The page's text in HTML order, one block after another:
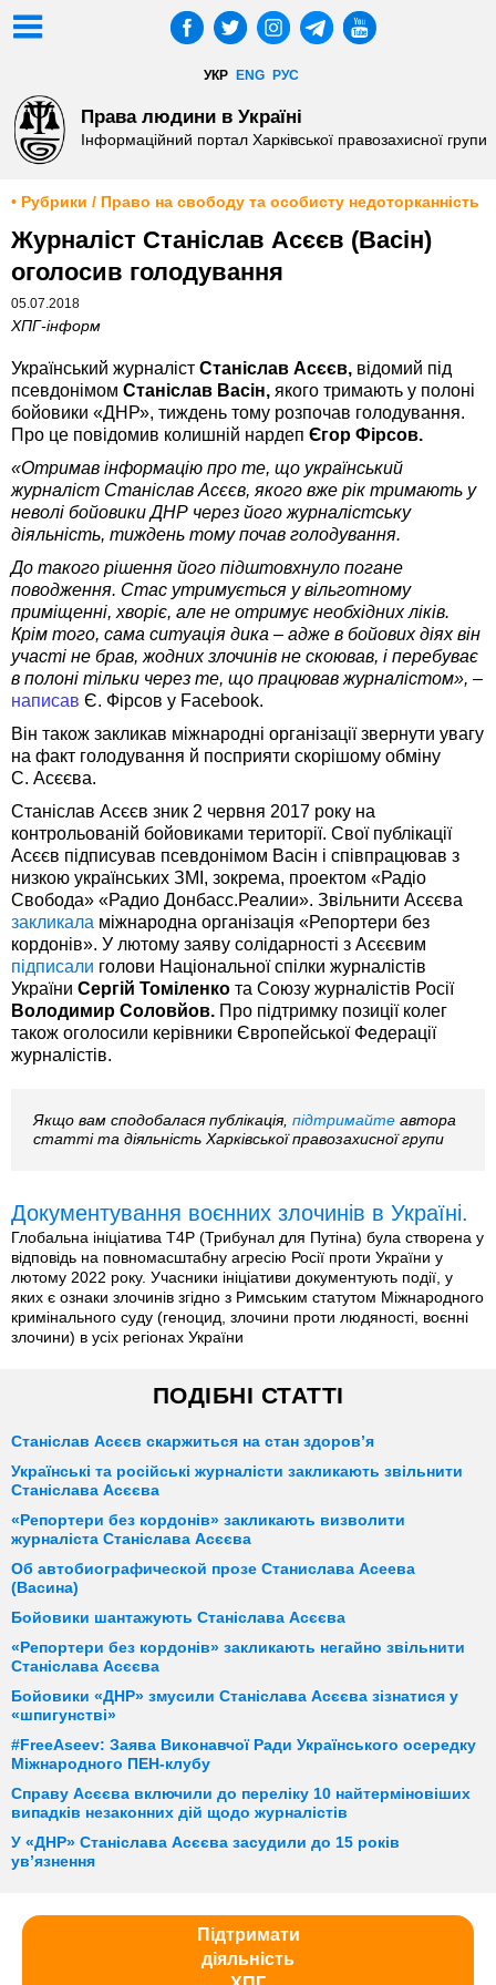
УКР ENG РУС
Права людини в Україні
Інформаційний портал Харківської правозахисної групи
• Рубрики / Право на свободу та особисту недоторканність
Журналіст Станіслав Асєєв (Васін)
оголосив голодування
05.07.2018
ХПГ-інформ
Український журналіст Станіслав Асєєв, відомий під
псевдонімом Станіслав Васін, якого тримають у полоні
бойовики «ДНР», тиждень тому розпочав голодування.
Про це повідомив колишній нардеп Єгор Фірсов.
«Отримав інформацію про те, що український
журналіст Станіслав Асєєв, якого вже рік тримають у
неволі бойовики ДНР через його журналістську
діяльність, тиждень тому почав голодування.
До такого рішення його підштовхнуло погане
поводження. Стас утримується у вільготному
приміщенні, хворіє, але не отримує необхідних ліків.
Крім того, сама ситуація дика – адже в бойових діях він
участі не брав, жодних злочинів не скоював, і перебуває
в полоні тільки через те, що працював журналістом», –
написав Є. Фірсов у Facebook.
Він також закликав міжнародні організації звернути увагу
на факт голодування й посприяти скорішому обміну
С. Асєєва.
Станіслав Асєєв зник 2 червня 2017 року на
контрольованій бойовиками території. Свої публікації
Асєєв підписував псевдонімом Васін і співпрацював з
низкою українських ЗМІ, зокрема, проектом «Радіо
Свобода» «Радио Донбасс.Реалии». Звільнити Асєєва
закликала міжнародна організація «Репортери без
кордонів». У лютому заяву солідарності з Асєєвим
підписали голови Національної спілки журналістів
України Сергій Томіленко та Союзу журналістів Росії
Володимир Соловйов. Про підтримку позиції колег
також оголосили керівники Європейської Федерації
журналістів.
Якщо вам сподобалася публікація, підтримайте автора
статті та діяльність Харківської правозахисної групи
Документування воєнних злочинів в Україні.
Глобальна ініціатива T4P (Трибунал для Путіна) була створена у
відповідь на повномасштабну агресію Росії проти України у
лютому 2022 року. Учасники ініціативи документують події, у
яких є ознаки злочинів згідно з Римським статутом Міжнародного
кримінального суду (геноцид, злочини проти людяності, воєнні
злочини) в усіх регіонах України
ПОДІБНІ СТАТТІ
Станіслав Асєєв скаржиться на стан здоров’я
Українські та російські журналісти закликають звільнити
Станіслава Асєєва
«Репортери без кордонів» закликають визволити
журналіста Станіслава Асєєва
Об автобиографической прозе Станислава Асеева
(Васина)
Бойовики шантажують Станіслава Асєєва
«Репортери без кордонів» закликають негайно звільнити
Станіслава Асєєва
Бойовики «ДНР» змусили Станіслава Асєєва зізнатися у
«шпигунстві»
#FreeAseev: Заява Виконавчої Ради Українського осередку
Міжнародного ПЕН-клубу
Справу Асєєва включили до переліку 10 найтерміновіших
випадків незаконних дій щодо журналістів
У «ДНР» Станіслава Асєєва засудили до 15 років
ув’язнення
Підтримати
діяльність